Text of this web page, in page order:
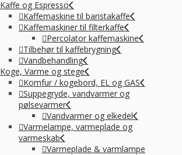
Kaffe og Espresso
Kaffemaskine til baristakaffe
Kaffemaskiner til filterkaffe
Percolator kaffemaskine
Tilbehør til kaffebrygning
Vandbehandling
Koge, Varme og stege
Komfur / kogebord, EL og GAS
Suppegryde, vandvarmer og
pølsevarmer
Vandvarmer og elkedel
Varmelampe, varmeplade og
varmeskab
Varmeplade & varmlampe